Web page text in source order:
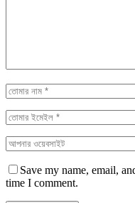
Save my name, email,
time I comment.